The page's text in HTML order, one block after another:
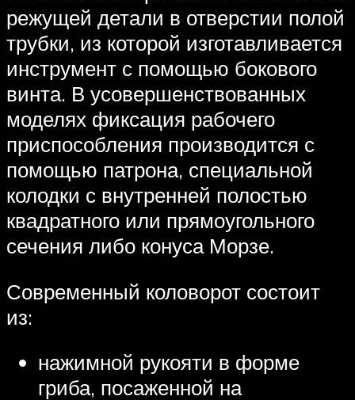
режущей детали в отверстии полой
трубки, из которой изготавливается
инструмент с помощью бокового
винта. В усовершенствованных
моделях фиксация рабочего
приспособления производится с
помощью патрона, специальной
колодки с внутренней полостью
квадратного или прямоугольного
сечения либо конуса Морзе.
Современный коловорот состоит
из:
нажимной рукояти в форме
гриба, посаженной на